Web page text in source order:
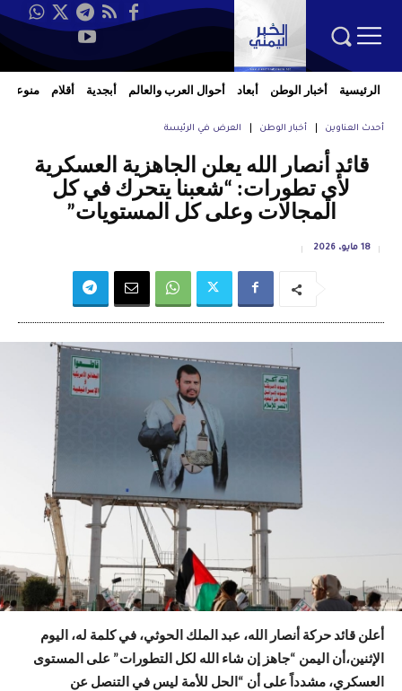
الرئيسية أخبار الوطن أبعاد أحوال العرب والعالم أبجدية أقلام منوعات
أحدث العناوين أخبار الوطن العرض في الرئيسة
قائد أنصار الله يعلن الجاهزية العسكرية
لأي تطورات: “شعبنا يتحرك في كل
المجالات وعلى كل المستويات”
18 مايو، 2026
أعلن قائد حركة أنصار الله، عبد الملك الحوثي، في كلمة له، اليوم
الإثنين،أن اليمن “جاهز إن شاء الله لكل التطورات” على المستوى
العسكري، مشدداً على أن “الحل للأمة ليس في التنصل عن